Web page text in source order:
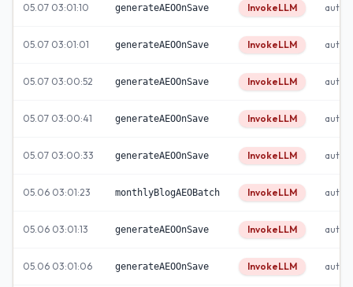
05.07 03:01:10 generateAEOOnSave InvokeLLM
05.07 03:01:01 generateAEOOnSave InvokeLLM
05.07 03:00:52 generateAEOOnSave InvokeLLM
05.07 03:00:41 generateAEOOnSave InvokeLLM
05.07 03:00:33 generateAEOOnSave InvokeLLM
05.06 03:01:23 monthlyBlogAEOBatch InvokeLLM
05.06 03:01:13 generateAEOOnSave InvokeLLM
05.06 03:01:06 generateAEOOnSave InvokeLLM